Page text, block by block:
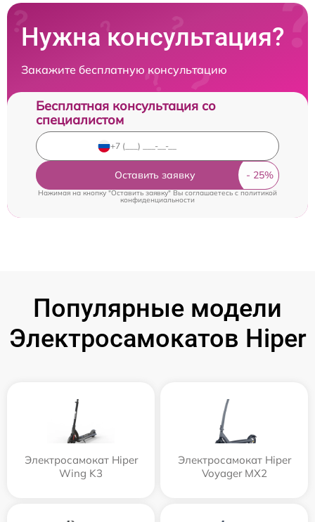
Нужна консультация?
Закажите бесплатную консультацию
Бесплатная консультация со
специалистом
Оставить заявку
Нажимая на кнопку "Оставить заявку" Вы соглашаетесь cполитикой
конфиденциальности
Популярные модели
Электросамокатов Hiper
Электросамокат Hiper
Wing K3
Электросамокат Hiper
Voyager MX2